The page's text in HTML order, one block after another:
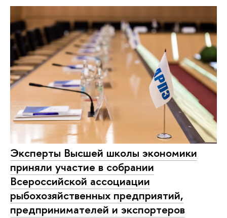
Эксперты Высшей школы экономики
приняли участие в собрании
Всероссийской ассоциации
рыбохозяйственных предприятий,
предпринимателей и экспортеров